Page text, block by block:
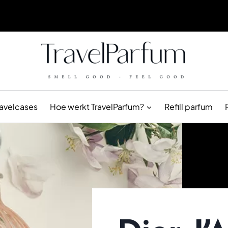
Hoe werkt TravelParfum? Refill parfum